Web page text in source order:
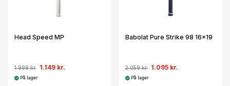
Head Speed MP
1.999 kr. 1.149 kr.
På lager
Babolat Pure Strike 98 16x19
2.059 kr. 1.095 kr.
På lager